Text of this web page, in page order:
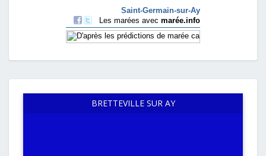
BRETTEVILLE SUR AY